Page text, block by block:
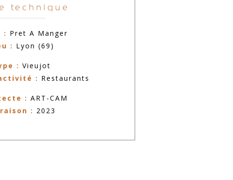
technique
: Pret A Manger
: Lyon (69)
: Vieujot
: Restaurants
: ART-CAM
: 2023